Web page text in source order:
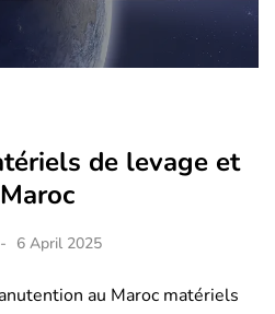
de levage et
6 April 2025
au Maroc matériels